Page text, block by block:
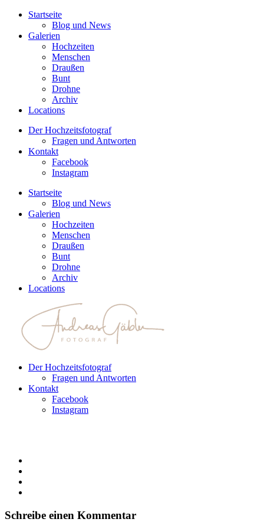
Startseite
Blog und News
Galerien
Hochzeiten
Menschen
Draußen
Bunt
Drohne
Archiv
Locations
Der Hochzeitsfotograf
Fragen und Antworten
Kontakt
Facebook
Instagram
Startseite
Blog und News
Galerien
Hochzeiten
Menschen
Draußen
Bunt
Drohne
Archiv
Locations
Der Hochzeitsfotograf
Fragen und Antworten
Kontakt
Facebook
Instagram
Schreibe einen Kommentar